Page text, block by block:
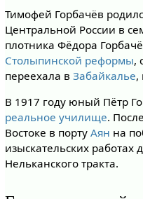
Тимофей Горбачёв
Центральной России в
плотника Фёдора
Столыпинской реформы,
переехала в Забайкалье,
В 1917 году юный Пётр
реальное училище.
Востоке в порту Аян на
изыскательских работах
Нельканского тракта.